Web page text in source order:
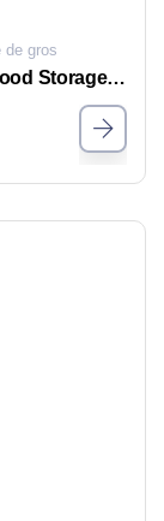
de gros
Bulk Wholesale Commercial Kitchen Food Storage Containers with Date Dial